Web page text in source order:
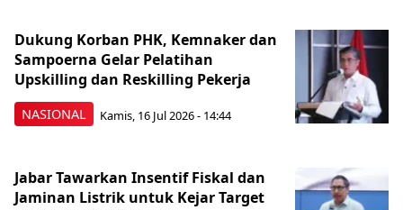
NASIONAL
Dukung Korban PHK, Kemnaker dan
Sampoerna Gelar Pelatihan
Upskilling dan Reskilling Pekerja
Kamis, 16 Jul 2026 - 14:44
Jabar Tawarkan Insentif Fiskal dan
Jaminan Listrik untuk Kejar Target